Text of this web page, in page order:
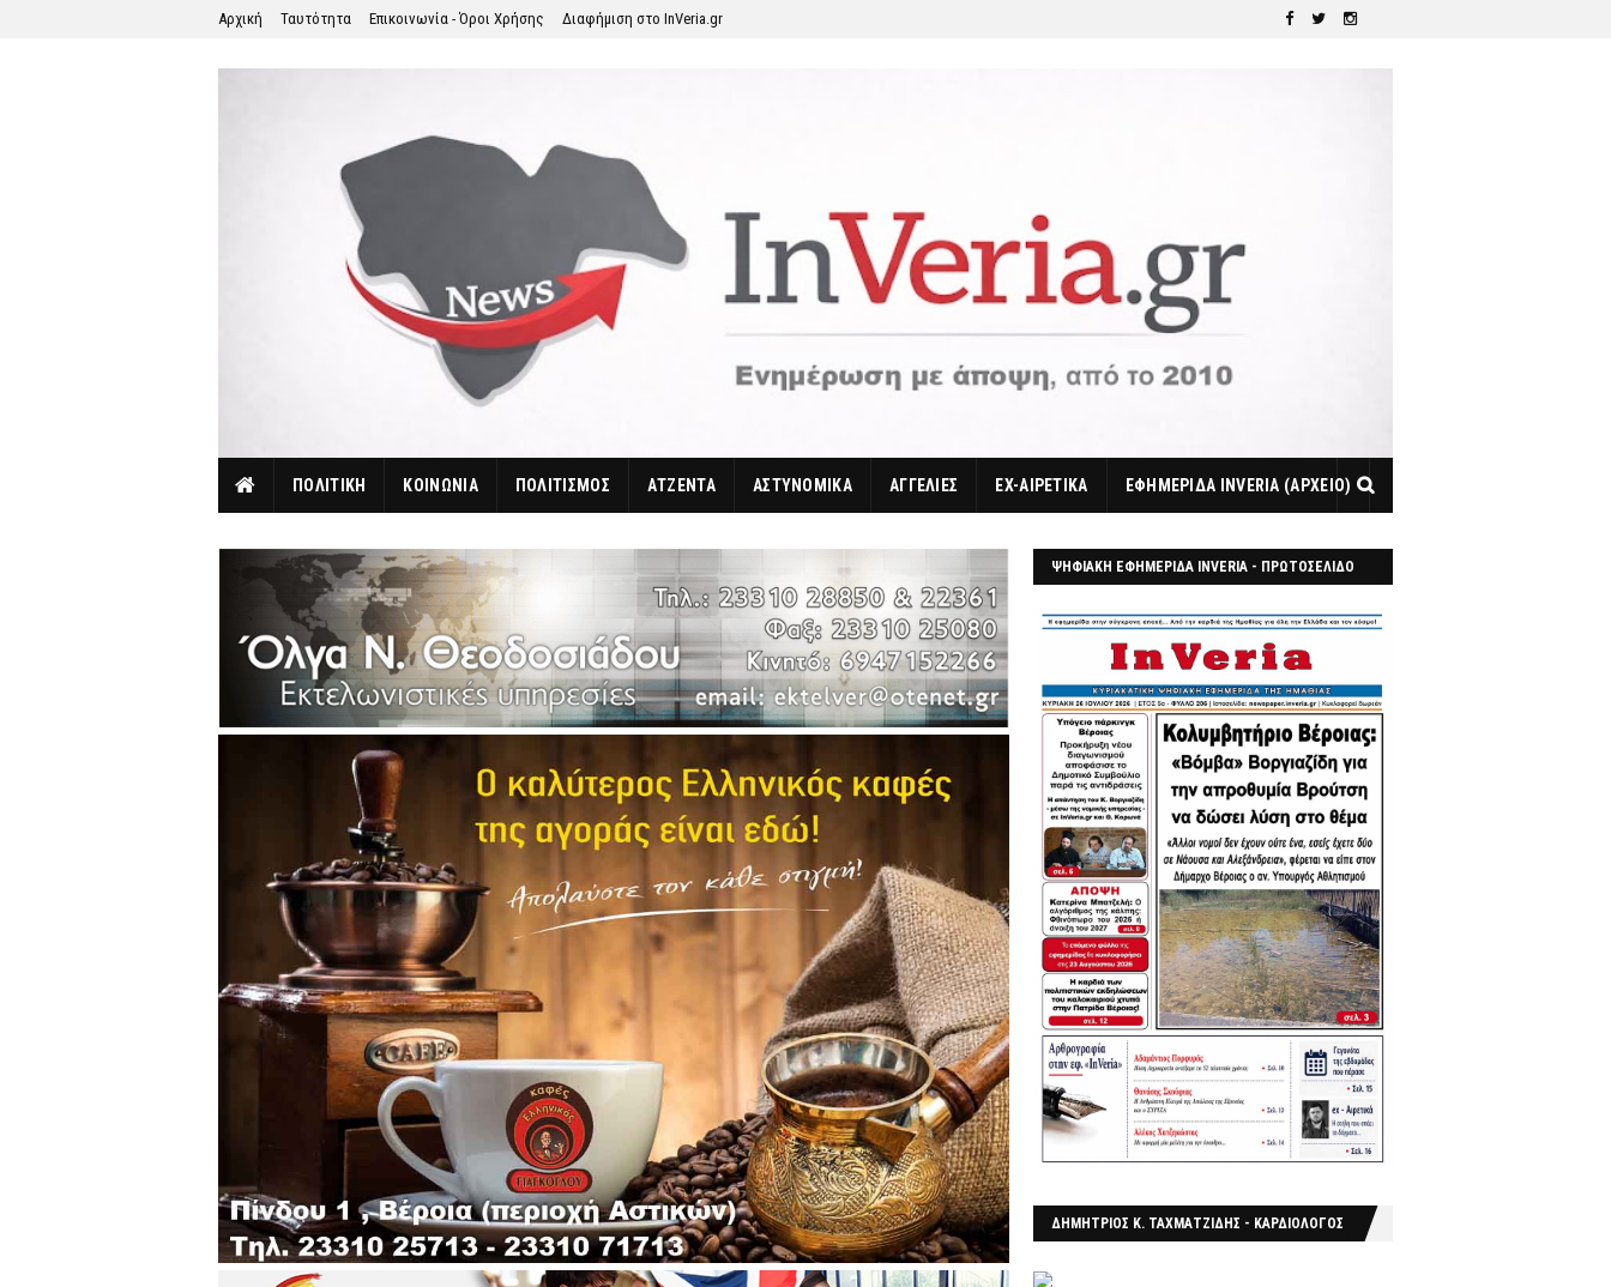
Αρχική Ταυτότητα Επικοινωνία - Όροι Χρήσης Διαφήμιση στο InVeria.gr
ΠΟΛΙΤΙΚΗ ΚΟΙΝΩΝΙΑ ΠΟΛΙΤΙΣΜΟΣ ΑΤΖΕΝΤΑ ΑΣΤΥΝΟΜΙΚΑ ΑΓΓΕΛΙΕΣ EX-ΑΙΡΕΤΙΚΑ ΕΦΗΜΕΡΙΔΑ INVERIA (ΑΡΧΕΙΟ)
ΨΗΦΙΑΚΗ ΕΦΗΜΕΡΙΔΑ INVERIA - ΠΡΩΤΟΣΕΛΙΔΟ
ΔΗΜΗΤΡΙΟΣ Κ. ΤΑΧΜΑΤΖΙΔΗΣ - ΚΑΡΔΙΟΛΟΓΟΣ